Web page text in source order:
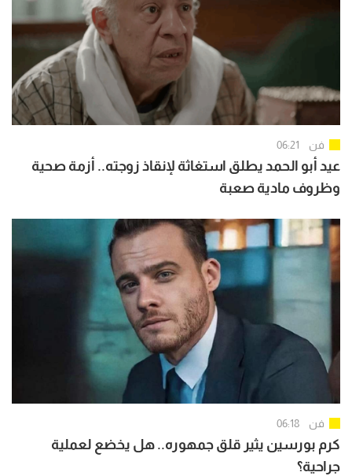
فن 06:21
عيد أبو الحمد يطلق استغاثة لإنقاذ زوجته.. أزمة صحية
وظروف مادية صعبة
فن 06:18
كرم بورسين يثير قلق جمهوره.. هل يخضع لعملية
جراحية؟